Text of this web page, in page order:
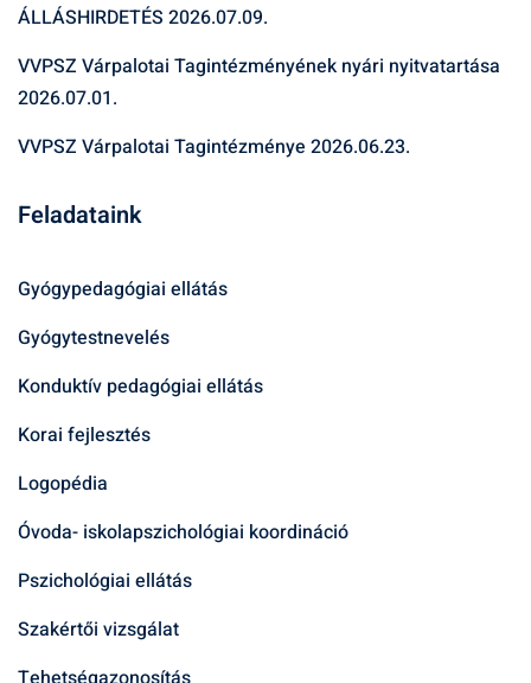
ÁLLÁSHIRDETÉS 2026.07.09.
VVPSZ Várpalotai Tagintézményének nyári nyitvatartása
2026.07.01.
VVPSZ Várpalotai Tagintézménye 2026.06.23.
Feladataink
Gyógypedagógiai ellátás
Gyógytestnevelés
Konduktív pedagógiai ellátás
Korai fejlesztés
Logopédia
Óvoda- iskolapszichológiai koordináció
Pszichológiai ellátás
Szakértői vizsgálat